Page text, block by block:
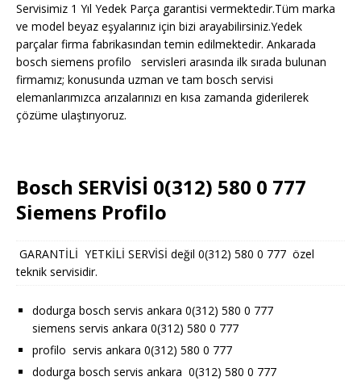
Servisimiz 1 Yıl Yedek Parça garantisi vermektedir.Tüm marka
ve model beyaz eşyalarınız için bizi arayabilirsiniz.Yedek
parçalar firma fabrikasından temin edilmektedir. Ankarada
bosch siemens profilo servisleri arasında ilk sırada bulunan
firmamız; konusunda uzman ve tam bosch servisi
elemanlarımızca arızalarınızı en kısa zamanda giderilerek
çözüme ulaştırıyoruz.
Bosch SERVİSİ 0(312) 580 0 777
Siemens Profilo
GARANTİLİ YETKİLİ SERVİSİ değil 0(312) 580 0 777 özel
teknik servisidir.
dodurga bosch servis ankara 0(312) 580 0 777
siemens servis ankara 0(312) 580 0 777
profilo servis ankara 0(312) 580 0 777
dodurga bosch servis ankara 0(312) 580 0 777